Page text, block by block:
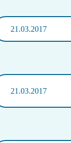
21.03.2017
21.03.2017